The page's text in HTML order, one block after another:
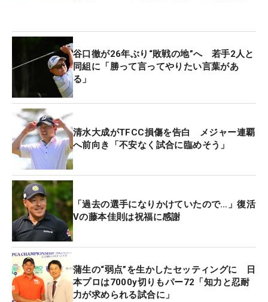
単純な飛距離勝負にはならず、フェアウェイキープ
が鍵を握る。
「全体的に距離は短いけど、いまはパワーゲームの
時代。飛ぶ人が有利と言われる中で、こういうコー
スがあるのはとてもいいと思います」と印象を明か
した。
「こういうセッティングにしてくれてうれしいです
し、こういう試合が増えて、再来年までやるという
ことだから、1回ぐらい（優勝の）チャンスが来な
いかなと思って。（年齢的に）もうそろそろだか
ら。60歳になってから優勝争いは少し厳しい。でも
あと7回。7年間ぐらい出ている中のどこかのレギュ
ラーツアーで優勝争いをしたい」。静かな言葉の中
に、強い闘志がにじむ。
谷口徹が26年ぶり“敗戦の地”へ 若手2人と
同組に「勝って言ってやりたい言葉があ
る」
清水大成がTFCC損傷を告白 メジャー連覇
へ前向き「不安なく試合に臨めそう」
「過去の選手になりかけていたので…」復活
Vの藤本佳則は祝福に感謝
蒲生の“弱点”を生かしたセッティングに 日
本プロは7000y切りもパー72「知力と忍耐
力が求められる試合に」